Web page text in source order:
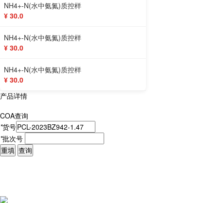
NH4+-N(水中氨氮)质控样
¥ 30.0
NH4+-N(水中氨氮)质控样
¥ 30.0
NH4+-N(水中氨氮)质控样
¥ 30.0
产品详情
COA查询
*货号
*批次号
重填 查询